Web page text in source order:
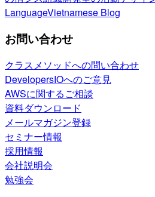
LanguageVietnamese Blog
お問い合わせ
クラスメソッドへの問い合わせ
DevelopersIOへのご意見
AWSに関するご相談
資料ダウンロード
メールマガジン登録
セミナー情報
採用情報
会社説明会
勉強会